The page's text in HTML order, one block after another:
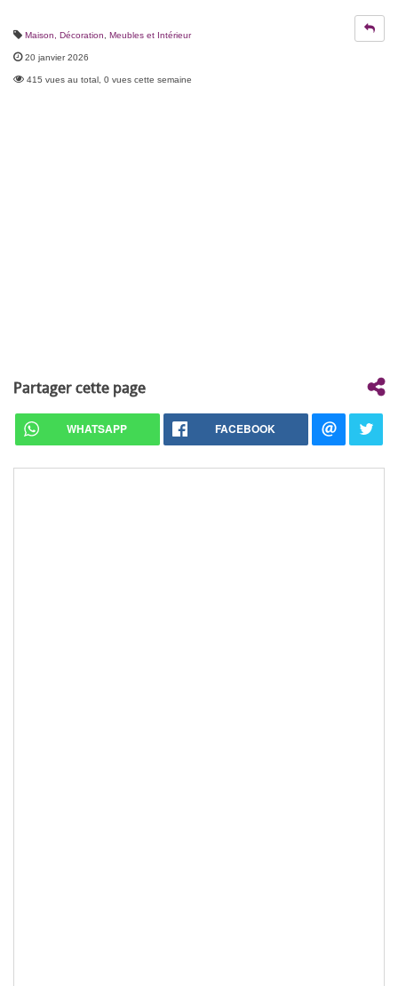
Maison, Décoration Meubles et Intérieur
20 janvier 2026
415 vues au total, 0 vues cette semaine
Partager cette page
WHATSAPP FACEBOOK